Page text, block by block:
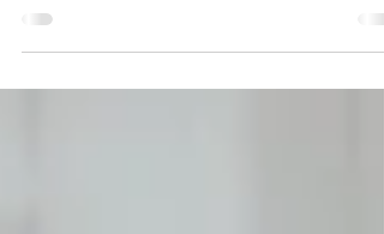
co od ojca może pochodzić.